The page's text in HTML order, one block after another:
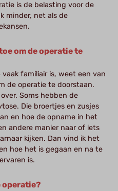
is de belasting voor de
minder, net als de
om de operatie te
familiair is, weet een van
de operatie te doorstaan.
Soms hebben de
Die broertjes en zusjes
en hoe de opname in het
andere manier naar of iets
kijken. Dan vind ik het
hoe het is gegaan en na te
is.
operatie?